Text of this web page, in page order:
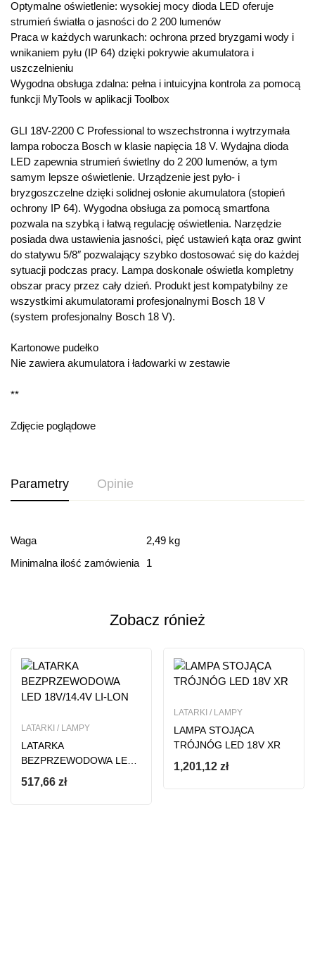
Optymalne oświetlenie: wysokiej mocy dioda LED oferuje
strumień światła o jasności do 2 200 lumenów
Praca w każdych warunkach: ochrona przed bryzgami wody i
wnikaniem pyłu (IP 64) dzięki pokrywie akumulatora i
uszczelnieniu
Wygodna obsługa zdalna: pełna i intuicyjna kontrola za pomocą
funkcji MyTools w aplikacji Toolbox
GLI 18V-2200 C Professional to wszechstronna i wytrzymała
lampa robocza Bosch w klasie napięcia 18 V. Wydajna dioda
LED zapewnia strumień świetlny do 2 200 lumenów, a tym
samym lepsze oświetlenie. Urządzenie jest pyło- i
bryzgoszczelne dzięki solidnej osłonie akumulatora (stopień
ochrony IP 64). Wygodna obsługa za pomocą smartfona
pozwala na szybką i łatwą regulację oświetlenia. Narzędzie
posiada dwa ustawienia jasności, pięć ustawień kąta oraz gwint
do statywu 5/8″ pozwalający szybko dostosować się do każdej
sytuacji podczas pracy. Lampa doskonale oświetla kompletny
obszar pracy przez cały dzień. Produkt jest kompatybilny ze
wszystkimi akumulatorami profesjonalnymi Bosch 18 V
(system profesjonalny Bosch 18 V).
Kartonowe pudełko
Nie zawiera akumulatora i ładowarki w zestawie
**
Zdjęcie poglądowe
Parametry Opinie
Waga
2,49 kg
Minimalna ilość zamówienia
1
Ocena i recenzja
Based on 0 Reviews
Ten produkt nie ma jeszcze opinii
Zobacz rónież
LATARKI / LAMPY
LATARKA
BEZPRZEWODOWA LED
18V/14.4V LI-LON
517,66 zł
LATARKI / LAMPY
LAMPA STOJĄCA
TRÓJNÓG LED 18V XR
1,201,12 zł